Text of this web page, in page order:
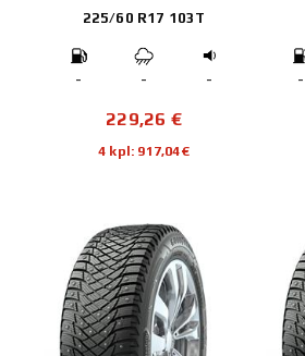
225/60 R17 103T
- - -
229,26 €
4 kpl: 917,04€
-